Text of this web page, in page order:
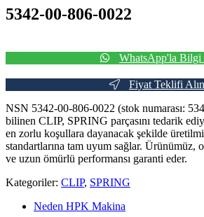
5342-00-806-0022
WhatsApp'la Bilgi
Fiyat Teklifi Alın
NSN 5342-00-806-0022 (stok numarası:
bilinen CLIP, SPRING parçasını tedarik
en zorlu koşullara dayanacak şekilde
standartlarına tam uyum sağlar. Ürünümüz,
ve uzun ömürlü performansı garanti eder.
Kategoriler: CLIP, SPRING
Neden HPK Makina